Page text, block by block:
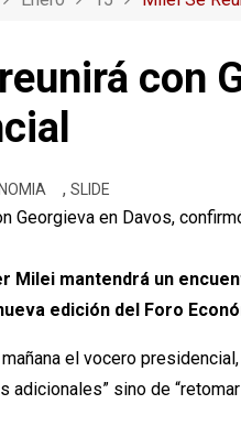
con
, SLIDE
Milei mantendrá un
edición del Foro
el vocero
adicionales” sino de